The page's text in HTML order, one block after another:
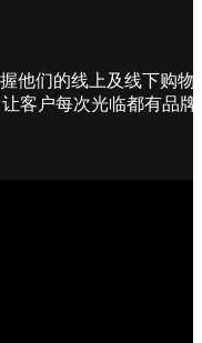
他们的线上及线下购物
客户每次光临都有品牌